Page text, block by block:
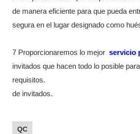
de manera eficiente para que pueda
segura en el lugar designado como
7 Proporcionaremos lo mejor servicio
invitados que hacen todo lo posible
requisitos.
de invitados.
QC